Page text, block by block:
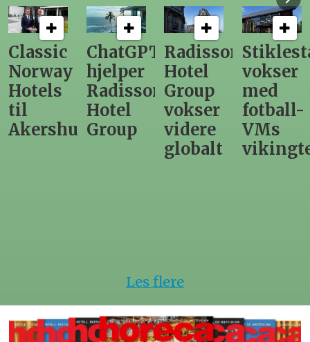
Classic
Norway
Hotels
til
Akershus
ChatGPT
hjelper
Radisson
Hotel
Group
Radisson
Hotel
Group
vokser
videre
globalt
vokser
med
fotball-
VMs
Les flere